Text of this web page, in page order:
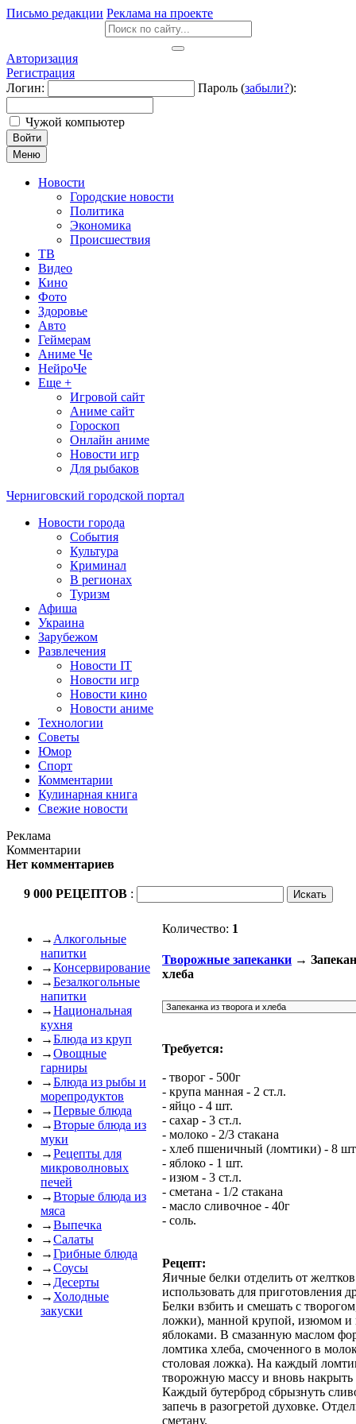
Письмо редакции Реклама на проекте
Авторизация
Регистрация
Логин:
Пароль (забыли?):
Чужой компьютер
Войти
Меню
Новости
Городские новости
Политика
Экономика
Происшествия
ТВ
Видео
Кино
Фото
Здоровье
Авто
Геймерам
Аниме Че
НейроЧе
Еще +
Игровой сайт
Аниме сайт
Гороскоп
Онлайн аниме
Новости игр
Для рыбаков
Черниговский городской портал
Новости города
События
Культура
Криминал
В регионах
Туризм
Афиша
Украина
Зарубежом
Развлечения
Новости IT
Новости игр
Новости кино
Новости аниме
Технологии
Советы
Юмор
Спорт
Комментарии
Кулинарная книга
Свежие новости
Реклама
Комментарии
Нет комментариев
9 000 РЕЦЕПТОВ :
→ Алкогольные
напитки
→Консервирование
→Безалкогольные
напитки
→Национальная
кухня
→Блюда из круп
→Овощные
гарниры
→Блюда из рыбы и
морепродуктов
→Первые блюда
→Вторые блюда из
муки
→Рецепты для
микроволновых
печей
→Вторые блюда из
мяса
→Выпечка
→Салаты
→Грибные блюда
→Соусы
→ Десерты
→ Холодные
закуски
Количество: 1
Творожные запеканки →
хлеба
Требуется:
- творог - 500г
- крупа манная - 2 ст.л.
- яйцо - 4 шт.
- сахар - 3 ст.л.
- молоко - 2/3 стакана
- хлеб пшеничный (ломтики) - 8
- яблоко - 1 шт.
- изюм - 3 ст.л.
- сметана - 1/2 стакана
- масло сливочное - 40г
- соль.
Рецепт:
Яичные белки отделить от
использовать для приготовления
Белки взбить и смешать с
ложки), манной крупой, изюмом и
яблоками. В смазанную маслом
ломтика хлеба, смоченного в
столовая ложка). На каждый
творожную массу и вновь накрыть
Каждый бутерброд сбрызнуть
запечь в разогретой духовке.
сметану.